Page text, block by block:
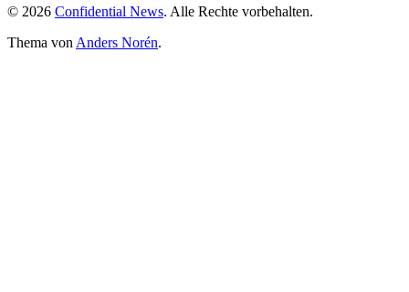
© 2026 Confidential News. Alle Rechte vorbehalten.
Thema von Anders Norén.